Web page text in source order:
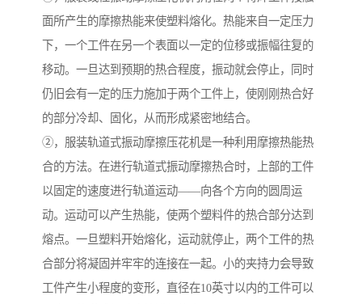
面所产生的摩擦热能来使塑料熔化。热能来自一定压力
下，一个工件在另一个表面以一定的位移或振幅往复的
移动。一旦达到预期的热合程度，振动就会停止，同时
仍旧会有一定的压力施加于两个工件上，使刚刚热合好
的部分冷却、固化，从而形成紧密地结合。
②，服装轨道式振动摩擦压花机是一种利用摩擦热能热
合的方法。在进行轨道式振动摩擦热合时，上部的工件
以固定的速度进行轨道运动——向各个方向的圆周运
动。运动可以产生热能，使两个塑料件的热合部分达到
熔点。一旦塑料开始熔化，运动就停止，两个工件的热
合部分将凝固并牢牢的连接在一起。小的夹持力会导致
工件产生小程度的变形，直径在10英寸以内的工件可以